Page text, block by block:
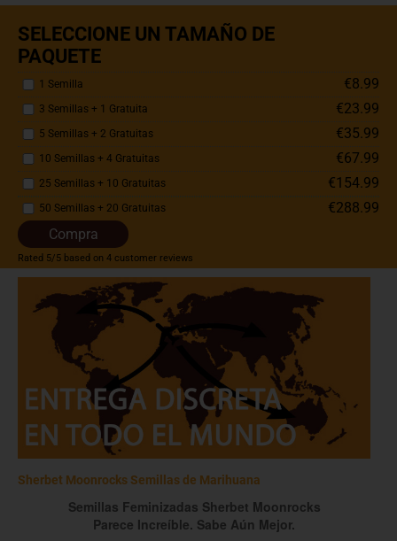
SELECCIONE UN TAMAÑO DE
PAQUETE
1 Semilla €8.99
3 Semillas + 1 Gratuita €23.99
5 Semillas + 2 Gratuitas €35.99
10 Semillas + 4 Gratuitas €67.99
25 Semillas + 10 Gratuitas €154.99
50 Semillas + 20 Gratuitas
€288.99
Compra
Rated 5/5 based on 4 customer reviews
Sherbet Moonrocks Semillas de Marihuana
Semillas Feminizadas Sherbet Moonrocks
Parece Increíble. Sabe Aún Mejor.